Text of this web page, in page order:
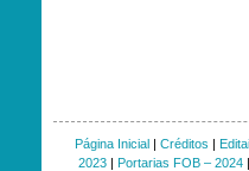
Página Inicial| Créditos |
2023| Portarias FOB – 2024|